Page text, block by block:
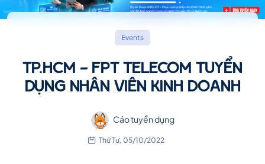
Events
TP.HCM - FPT TELECOM TUYỂN
DỤNG NHÂN VIÊN KINH DOANH
Cáo tuyển dụng
Thứ Tư, 05/10/2022